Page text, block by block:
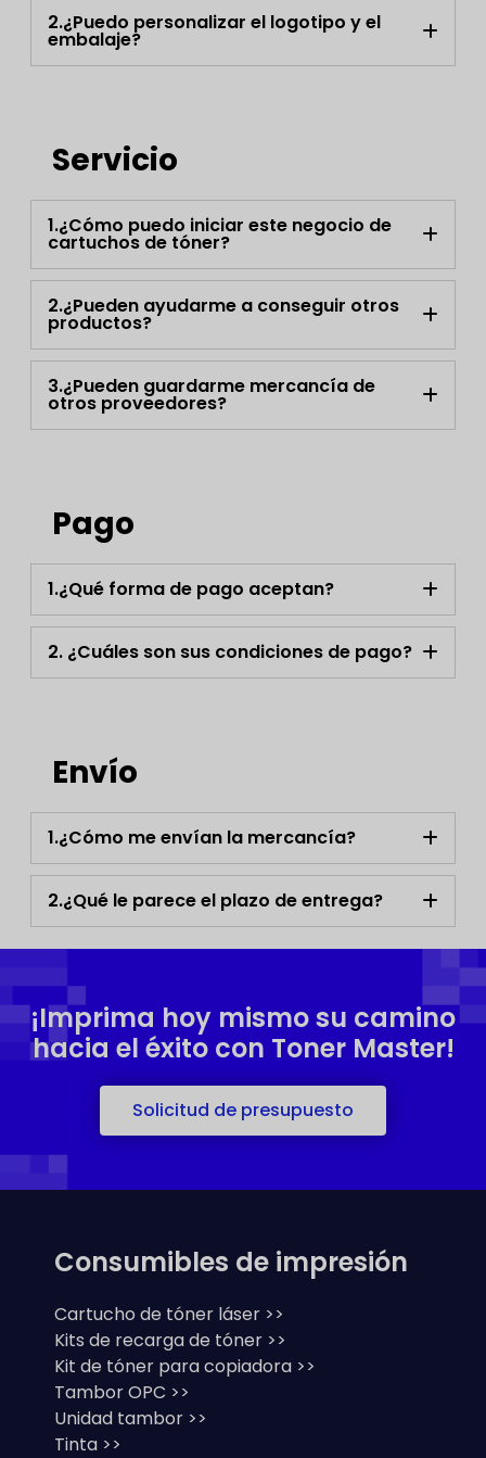
2.¿Puedo personalizar el logotipo y el
embalaje?
Servicio
1.¿Cómo puedo iniciar este negocio de
cartuchos de tóner?
2.¿Pueden ayudarme a conseguir otros
productos?
3.¿Pueden guardarme mercancía de
otros proveedores?
Pago
1.¿Qué forma de pago aceptan?
2. ¿Cuáles son sus condiciones de pago?
Envío
1.¿Cómo me envían la mercancía?
2.¿Qué le parece el plazo de entrega?
¡Imprima hoy mismo su camino
hacia el éxito con Toner Master!
Solicitud de presupuesto
Consumibles de impresión
Cartucho de tóner láser >>
Kits de recarga de tóner >>
Kit de tóner para copiadora >>
Tambor OPC >>
Unidad tambor >>
Tinta >>